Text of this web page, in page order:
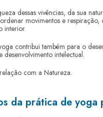
dessas vivências, da sua
movimentos e
interior.
contribui também para o
desenvolvimento intelectual.
com a Natureza.
da prática de yoga